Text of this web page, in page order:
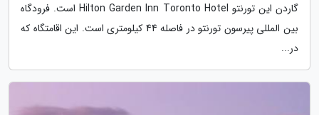
گاردن این تورنتو Hilton Garden Inn Toronto Hotel است. فرودگاه
بین المللی پیرسون تورنتو در فاصله 44 کیلومتری است. این اقامتگاه که
در...